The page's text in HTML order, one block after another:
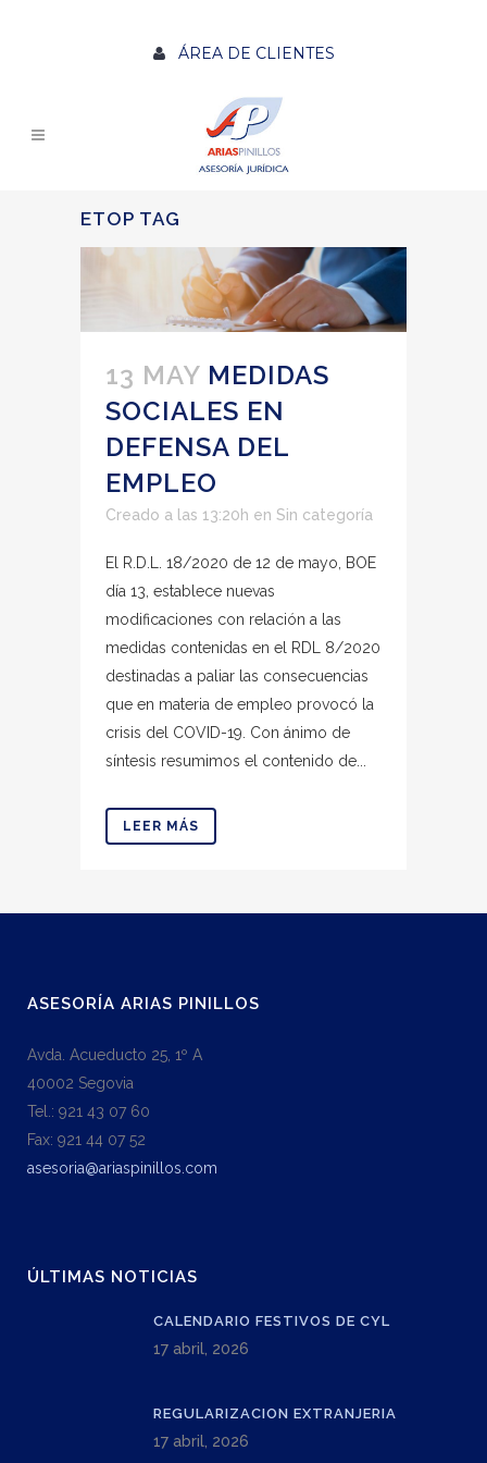
ÁREA DE CLIENTES
ETOP TAG
13 MAY MEDIDAS
SOCIALES EN
DEFENSA DEL
EMPLEO
Creado a las 13:20h en Sin categoría
El R.D.L. 18/2020 de 12 de mayo, BOE
día 13, establece nuevas
modificaciones con relación a las
medidas contenidas en el RDL 8/2020
destinadas a paliar las consecuencias
que en materia de empleo provocó la
crisis del COVID-19. Con ánimo de
síntesis resumimos el contenido de...
LEER MÁS
ASESORÍA ARIAS PINILLOS
Avda. Acueducto 25, 1º A
40002 Segovia
Tel.: 921 43 07 60
Fax: 921 44 07 52
asesoria@ariaspinillos.com
ÚLTIMAS NOTICIAS
CALENDARIO FESTIVOS DE CYL
17 abril, 2026
REGULARIZACION EXTRANJERIA
17 abril, 2026